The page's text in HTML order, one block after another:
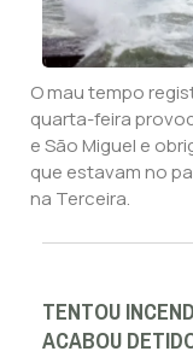
O mau tempo
quarta-feira
e São Miguel e
que estavam no
na Terceira.
TENTOU
ACABOU